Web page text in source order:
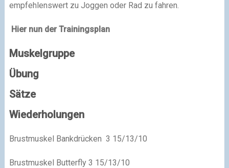
empfehlenswert zu Joggen oder Rad zu fahren.
Hier nun der Trainingsplan
Muskelgruppe
Übung
Sätze
Wiederholungen
Brustmuskel Bankdrücken 3 15/13/10
Brustmuskel Butterfly 3 15/13/10